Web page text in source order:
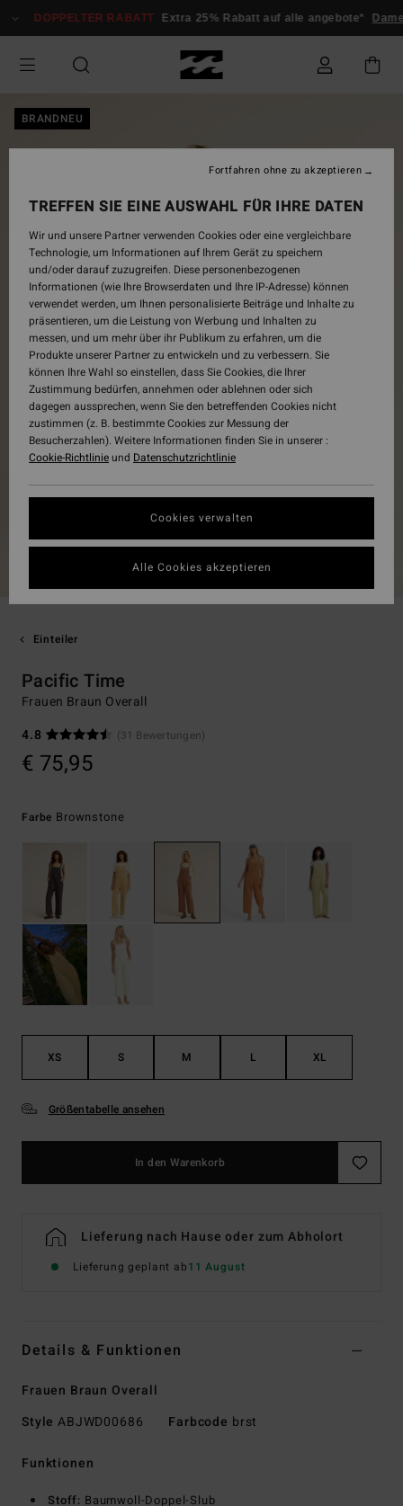
zur
springen
DOPPELTER RABATT Extra 25% Rabatt auf alle angebote*
BRANDNEU
Einteiler
Pacific Time
Frauen Braun Overall
4.8
(31 Bewertungen)
€ 75,95
Farbe Brownstone
XS S M L XL
Größentabelle ansehen
In den Warenkorb
Lieferung nach Hause oder zum Abholort
Lieferung geplant ab11 August
Details & Funktionen
Frauen Braun Overall
Style ABJWD00686 Farbcode brst
Funktionen
Stoff: Baumwoll-Doppel-Slub
TREFFEN SIE EINE AUSWAHL FÜR IHRE DATEN
Wir und unsere Partner verwenden Cookies oder eine vergleichbare
Technologie, um Informationen auf Ihrem Gerät zu speichern
und/oder darauf zuzugreifen. Diese personenbezogenen
Informationen (wie Ihre Browserdaten und Ihre IP-Adresse) können
verwendet werden, um Ihnen personalisierte Beiträge und Inhalte zu
präsentieren, um die Leistung von Werbung und Inhalten zu
messen, und um mehr über ihr Publikum zu erfahren, um die
Produkte unserer Partner zu entwickeln und zu verbessern. Sie
können Ihre Wahl so einstellen, dass Sie Cookies, die Ihrer
Zustimmung bedürfen, annehmen oder ablehnen oder sich
dagegen aussprechen, wenn Sie den betreffenden Cookies nicht
zustimmen (z. B. bestimmte Cookies zur Messung der
Besucherzahlen). Weitere Informationen finden Sie in unserer :
Cookie-Richtlinieund Datenschutzrichtlinie
Cookies verwalten
Fortfahren ohne zu akzeptieren
Alle Cookies akzeptieren